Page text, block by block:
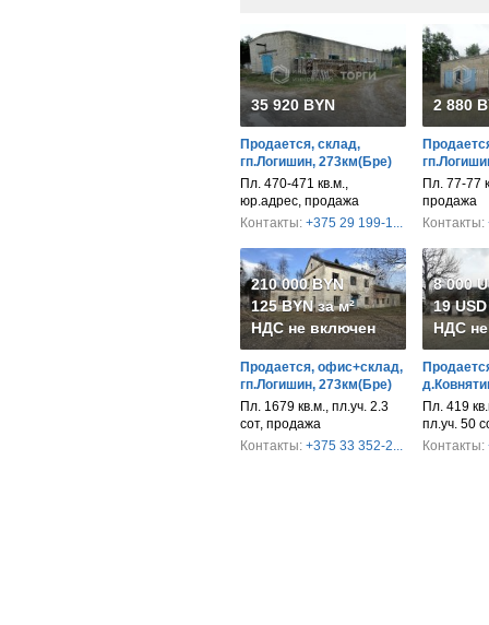
35 920 BYN
Продается, склад,
гп.Логишин, 273км(Бре)
Пл. 470-471 кв.м.,
юр.адрес, продажа
Контакты: +375 29 199-1...
2 880
Пл. 77-77
продажа
Контакты:
210 000 BYN
125 BYN за м²
НДС не включен
Продается, офис+склад,
гп.Логишин, 273км(Бре)
Пл. 1679 кв.м., пл.уч. 2.3
сот, продажа
Контакты: +375 33 352-2...
8 000
19
НДС
Пл. 419
пл.уч. 50
Контакты: